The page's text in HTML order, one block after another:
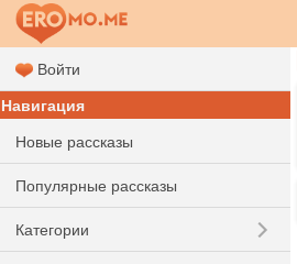
Войти
Навигация
Новые рассказы
Популярные рассказы
Категории